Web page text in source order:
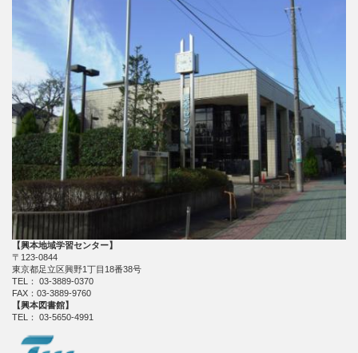
【興本地域学習センター】
〒123-0844
東京都足立区興野1丁目18番38号
TEL： 03-3889-0370
FAX：03-3889-9760
【興本図書館】
TEL： 03-5650-4991